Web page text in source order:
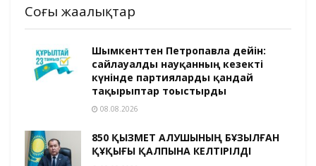
Соңғы жаңалықтар
Шымкенттен Петропавлға дейін:
сайлауалды науқанның кезекті
күнінде партияларды қандай
тақырыптар тоғыстырды
08.08.2026
850 ҚЫЗМЕТ АЛУШЫНЫҢ БҰЗЫЛҒАН
ҚҰҚЫҒЫ ҚАЛПЫНА КЕЛТІРІЛДІ